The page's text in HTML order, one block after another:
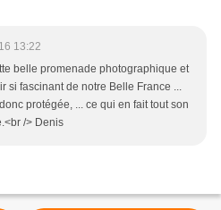
13:22
belle promenade photographique et
si fascinant de notre Belle France ...
protégée, ... ce qui en fait tout son
/> Denis